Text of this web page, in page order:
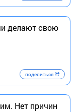
делают свою
поделиться
Нет причин